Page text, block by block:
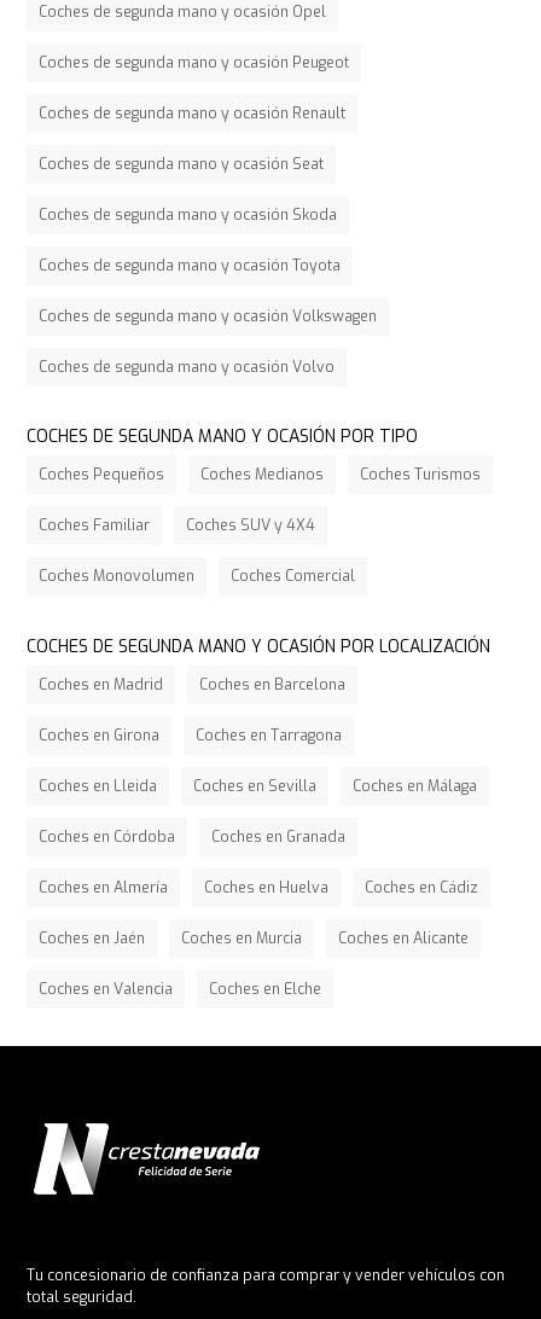
Coches de segunda mano y ocasión Opel
Coches de segunda mano y ocasión Peugeot
Coches de segunda mano y ocasión Renault
Coches de segunda mano y ocasión Seat
Coches de segunda mano y ocasión Skoda
Coches de segunda mano y ocasión Toyota
Coches de segunda mano y ocasión Volkswagen
Coches de segunda mano y ocasión Volvo
COCHES DE SEGUNDA MANO Y OCASIÓN POR TIPO
Coches Pequeños Coches Medianos Coches Turismos
Coches Familiar Coches SUV y 4X4
Coches Monovolumen Coches Comercial
COCHES DE SEGUNDA MANO Y OCASIÓN POR LOCALIZACIÓN
Coches en Madrid Coches en Barcelona
Coches en Girona Coches en Tarragona
Coches en Lleida Coches en Sevilla Coches en Málaga
Coches en Córdoba Coches en Granada
Coches en Almería Coches en Huelva Coches en Cádiz
Coches en Jaén Coches en Murcia Coches en Alicante
Coches en Valencia Coches en Elche
Tu concesionario de confianza para comprar y vender vehículos con
total seguridad.